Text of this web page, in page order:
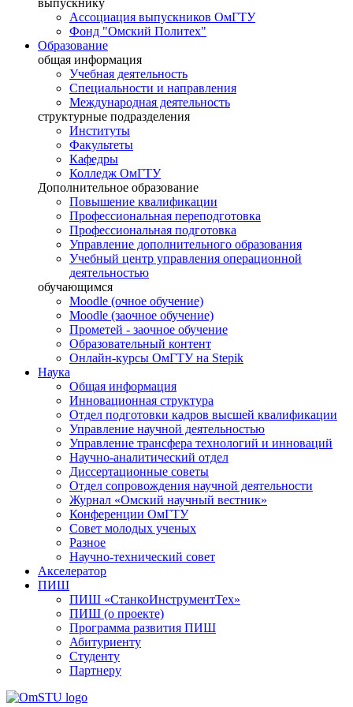
выпускнику
Ассоциация выпускников ОмГТУ
Фонд "Омский Политех"
Образование
общая информация
Учебная деятельность
Специальности и направления
Международная деятельность
структурные подразделения
Институты
Факультеты
Кафедры
Колледж ОмГТУ
Дополнительное образование
Повышение квалификации
Профессиональная переподготовка
Профессиональная подготовка
Управление дополнительного образования
Учебный центр управления операционной
деятельностью
обучающимся
Moodle (очное обучение)
Moodle (заочное обучение)
Прометей - заочное обучение
Образовательный контент
Онлайн-курсы ОмГТУ на Stepik
Наука
Общая информация
Инновационная структура
Отдел подготовки кадров высшей квалификации
Управление научной деятельностью
Управление трансфера технологий и инноваций
Научно-аналитический отдел
Диссертационные советы
Отдел сопровождения научной деятельности
Журнал «Омский научный вестник»
Конференции ОмГТУ
Совет молодых ученых
Разное
Научно-технический совет
Акселератор
ПИШ
ПИШ «СтанкоИнструментТех»
ПИШ (о проекте)
Программа развития ПИШ
Абитуриенту
Студенту
Партнеру